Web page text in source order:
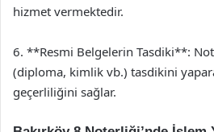
hizmet vermektedir.
6. **Resmi Belgelerin Tasdiki**:
(diploma, kimlik vb.) tasdikini
geçerliliğini sağlar.